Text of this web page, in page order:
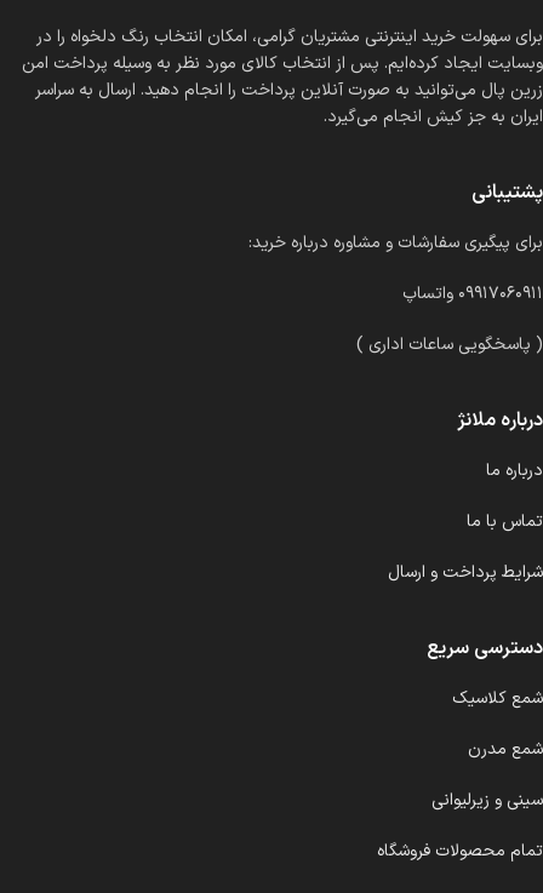
برای سهولت خرید اینترنتی مشتریان گرامی، امکان انتخاب رنگ دلخواه را در
وبسایت ایجاد کرده‌ایم. پس از انتخاب کالای مورد نظر به وسیله پرداخت امن
زرین پال می‌توانید به صورت آنلاین پرداخت را انجام دهید. ارسال به سراسر
ایران به جز کیش انجام می‌گیرد.
پشتیبانی
برای پیگیری سفارشات و مشاوره درباره خرید:
۰۹۹۱۷۰۶۰۹۱۱ واتساپ
( پاسخگویی ساعات اداری )
درباره ملانژ
درباره ما
تماس با ما
شرایط پرداخت و ارسال
دسترسی سریع
شمع کلاسیک
شمع مدرن
سینی و زیرلیوانی
تمام محصولات فروشگاه